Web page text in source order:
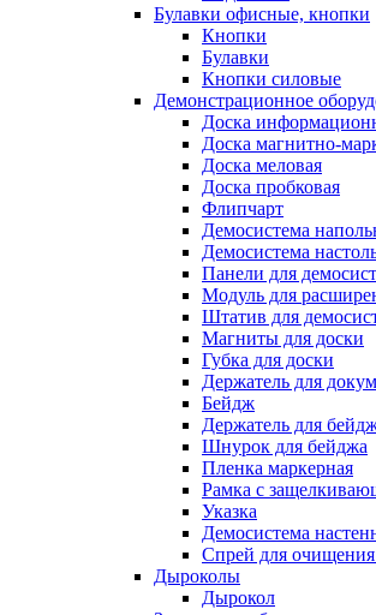
Булавки офисные, кнопки
Кнопки
Булавки
Кнопки силовые
Демонстрационное
Доска
Доска магнитно-
Доска меловая
Доска пробковая
Флипчарт
Демосистема
Демосистема
Панели для
Модуль для
Штатив для
Магниты для доски
Губка для доски
Держатель для
Бейдж
Держатель для
Шнурок для бейджа
Пленка маркерная
Рамка с
Указка
Демосистема
Спрей для очищения
Дыроколы
Дырокол